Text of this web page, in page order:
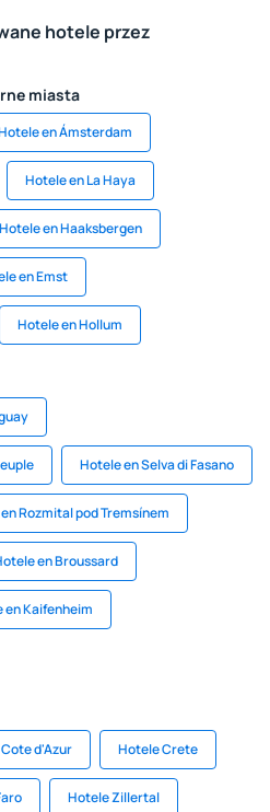
hotele przez
miasta
en Ámsterdam
Hotele en La Haya
Hotele en Haaksbergen
en Emst
Hotele en Hollum
Hotele en Selva di Fasano
Rozmital pod Tremsínem
en Broussard
en Kaifenheim
d'Azur Hotele Crete
Hotele Zillertal